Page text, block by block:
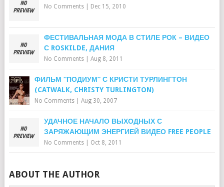
No Comments| Dec 15, 2010
ФЕСТИВАЛЬНАЯ МОДА В СТИЛЕ РОК – ВИДЕО
С ROSKILDE, ДАНИЯ
No Comments| Aug 8, 2011
ФИЛЬМ “ПОДИУМ” С КРИСТИ ТУРЛИНГТОН
(CATWALK, CHRISTY TURLINGTON)
No Comments| Aug 30, 2007
УДАЧНОЕ НАЧАЛО ВЫХОДНЫХ С
ЗАРЯЖАЮЩИМ ЭНЕРГИЕЙ ВИДЕО FREE PEOPLE
No Comments| Oct 8, 2011
ABOUT THE AUTHOR